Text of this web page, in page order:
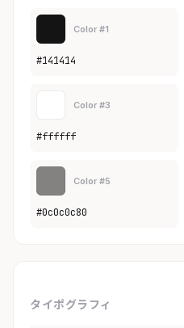
Color #1
#141414
Color #3
#ffffff
Color #5
#0c0c0c80
タイポグラフィ